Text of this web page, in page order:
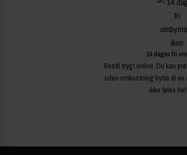
14 dages fri
Bestil trygt online. Du kan
uden omkostning bytte til en
ikke føles